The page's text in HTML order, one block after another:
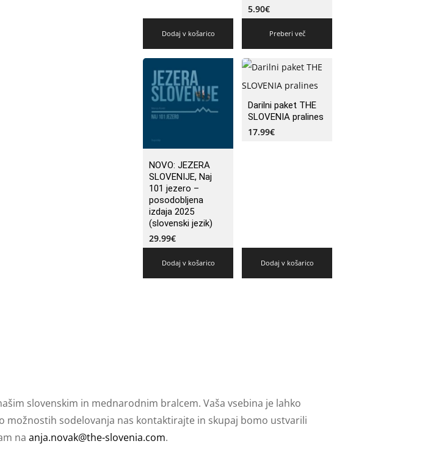
Dodaj v košarico
5.90€
Preberi več
NOVO: JEZERA
SLOVENIJE, Naj
101 jezero –
posodobljena
izdaja 2025
(slovenski jezik)
29.99€
Dodaj v košarico
Darilni paket THE
SLOVENIA pralines
17.99€
Dodaj v košarico
slovenskim in mednarodnim bralcem. Vaša vsebina je lahko
možnostih sodelovanja nas kontaktirajte in skupaj bomo ustvarili
na anja.novak@the-slovenia.com.